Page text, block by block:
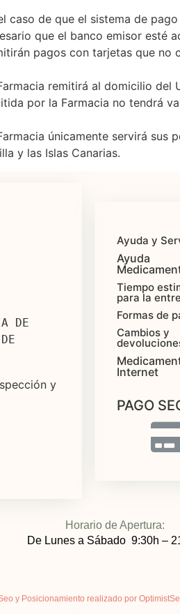
caso de que el sistema de
que el banco emisor esté
pagos con tarjetas que no
remitirá al domicilio del
por la Farmacia no tendrá
únicamente servirá sus
y las Islas Canarias.
DE
y
Ayuda y
Ayuda
Tiempo
para la
Formas de
Cambios y
Internet
PAGO
Horario de Apertura:
De Lunes a Sábado 9:30h –
y Posicionamiento realizado por